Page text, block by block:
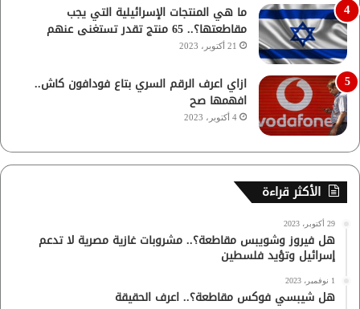
ما هي المنتجات الإسرائيلية التي يجب
مقاطعتها؟.. 65 منتج تقدر تستغنى عنهم
21 أكتوبر، 2023
ازاي اعرف الرقم السري بتاع فودافون كاش..
افهمها صح
4 أكتوبر، 2023
الأكثر قراءة
29 أكتوبر، 2023
هل فيروز وشويبس مقاطعة؟.. مشروبات غازية مصرية لا تدعم
إسرائيل وتؤيد فلسطين
1 نوفمبر، 2023
هل شيبسي فوكس مقاطعة؟.. اعرف الحقيقة